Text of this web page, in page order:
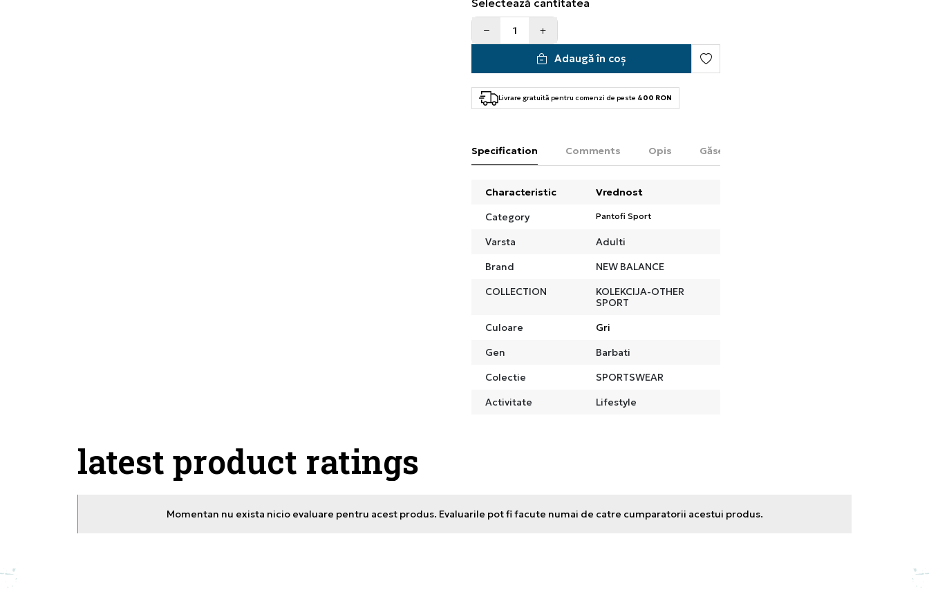
Selectează cantitatea
Adaugă în coș
Livrare gratuită pentru comenzi de peste 400 RON
Specification Comments Opis Găsește în magazin
Characteristic
Vrednost
Category
Pantofi Sport
Varsta
Adulti
Brand
NEW BALANCE
COLLECTION
KOLEKCIJA-OTHER
SPORT
Culoare
Gri
Gen
Barbati
Colectie
SPORTSWEAR
Activitate
Lifestyle
latest product ratings
Momentan nu exista nicio evaluare pentru acest produs. Evaluarile pot fi facute numai de catre cumparatorii acestui produs.